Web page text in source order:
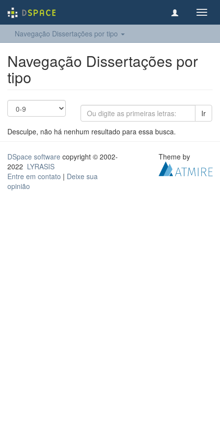
Navegação Dissertações por tipo
Navegação Dissertações por
tipo
Ir
Desculpe, não há nenhum resultado para essa busca.
DSpace software copyright © 2002-
2022 LYRASIS
Entre em contato | Deixe sua
opinião
Theme by